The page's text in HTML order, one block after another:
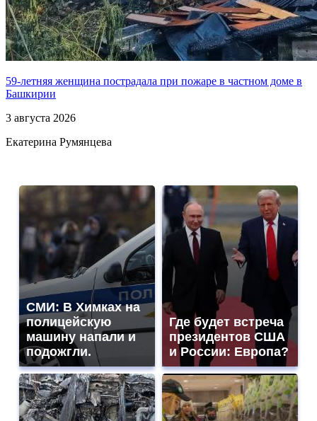
59-летняя женщина пострадала при пожаре в частном доме в
Башкирии
3 августа 2026
Екатерина Румянцева
СМИ: В Химках на
полицейскую
машину напали и
подожгли.
Где будет встреча
президентов США
и России: Европа?